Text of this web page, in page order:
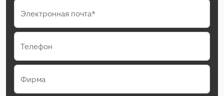
Электронная почта*
Телефон
Фирма